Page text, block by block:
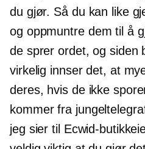
du gjør. Så du kan like
og oppmuntre dem til å
de sprer ordet, og siden
virkelig innser det, at
deres, hvis de ikke
kommer fra
jeg sier til Ecwid-